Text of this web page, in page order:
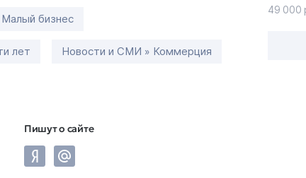
Малый бизнес
лет Новости и СМИ » Коммерция
Пишут о сайте
49 000